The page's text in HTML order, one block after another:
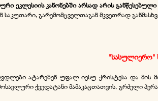
ეკლესიის კანონებში არსად არის
გარემომცველთაგან მკვეთრად
"სასულიერო"
ატარებენ უფალ იესუ ქრისტესა და მის
ქვედატანი მამაკაცთათვის, გრძელი